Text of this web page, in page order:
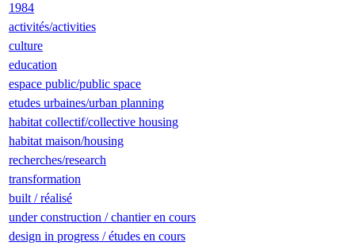
1984
activités/activities
culture
education
espace public/public space
etudes urbaines/urban planning
habitat collectif/collective housing
habitat maison/housing
recherches/research
transformation
built / réalisé
under construction / chantier en cours
design in progress / études en cours